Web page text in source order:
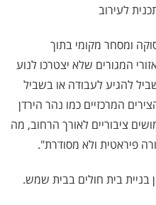
לעירוב
ומסחר מקומי בתוך
המגורים שלא יצטרכו לנוע
להגיע לעבודה או בשביל
המרכזיים כמו נהר הירדן
ציבוריים לאורך הרחוב, מה
פיראטית ולא מסודרת".
בניית בית חולים בבית שמש.